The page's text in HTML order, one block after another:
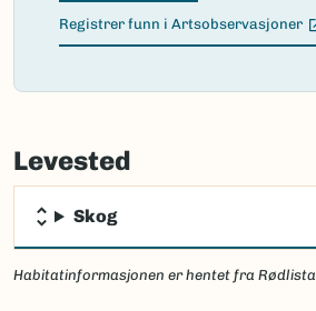
Registrer funn i Artsobservasjoner
(Ekstern lenke)
Failed
load
Levested
Skog
Habitatinformasjonen er hentet fra